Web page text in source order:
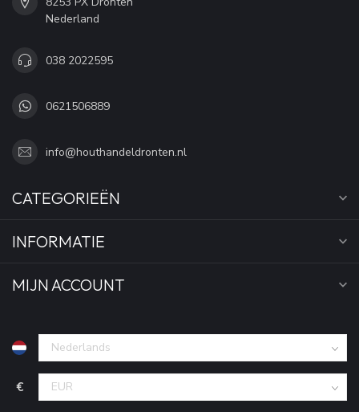
Nederland
038 2022595
0621506889
info@houthandeldronten.nl
CATEGORIEËN
INFORMATIE
MIJN ACCOUNT
€